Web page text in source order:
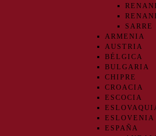
SARRE
ARMENIA
AUSTRIA
BÉLGICA
BULGARIA
CHIPRE
CROACIA
ESCOCIA
ESLOVENIA
ESPAÑA